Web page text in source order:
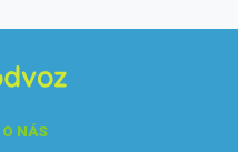
O NÁS